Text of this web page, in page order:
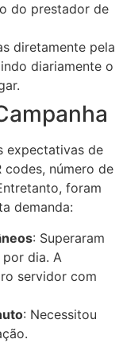
do prestador de
diretamente pela
diariamente o
expectativas de
codes, número de
foram
demanda:
: Superaram
dia. A
servidor com
: Necessitou